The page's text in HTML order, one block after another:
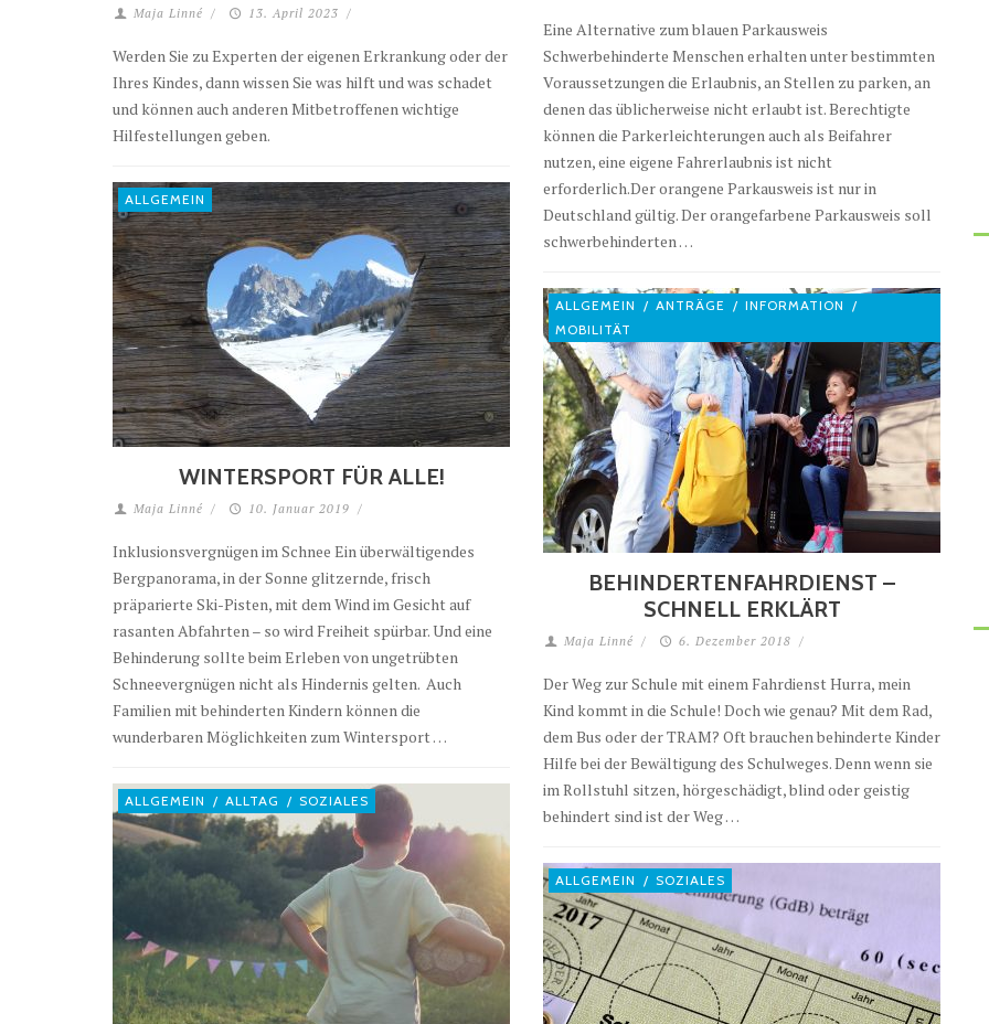
Maja Linné / 13. April 2023 /
Werden Sie zu Experten der eigenen Erkrankung oder der
Ihres Kindes, dann wissen Sie was hilft und was schadet
und können auch anderen Mitbetroffenen wichtige
Hilfestellungen geben.
Eine Alternative zum blauen Parkausweis
Schwerbehinderte Menschen erhalten unter bestimmten
Voraussetzungen die Erlaubnis, an Stellen zu parken, an
denen das üblicherweise nicht erlaubt ist. Berechtigte
können die Parkerleichterungen auch als Beifahrer
nutzen, eine eigene Fahrerlaubnis ist nicht
erforderlich.Der orangene Parkausweis ist nur in
Deutschland gültig. Der orangefarbene Parkausweis soll
schwerbehinderten …
ALLGEMEIN
WINTERSPORT FÜR ALLE!
Maja Linné / 10. Januar 2019 /
Inklusionsvergnügen im Schnee Ein überwältigendes
Bergpanorama, in der Sonne glitzernde, frisch
präparierte Ski-Pisten, mit dem Wind im Gesicht auf
rasanten Abfahrten – so wird Freiheit spürbar. Und eine
Behinderung sollte beim Erleben von ungetrübten
Schneevergnügen nicht als Hindernis gelten. Auch
Familien mit behinderten Kindern können die
wunderbaren Möglichkeiten zum Wintersport …
ALLGEMEIN / ANTRÄGE / INFORMATION /
MOBILITÄT
BEHINDERTENFAHRDIENST –
SCHNELL ERKLÄRT
Maja Linné / 6. Dezember 2018 /
Der Weg zur Schule mit einem Fahrdienst Hurra, mein
Kind kommt in die Schule! Doch wie genau? Mit dem Rad,
dem Bus oder der TRAM? Oft brauchen behinderte Kinder
Hilfe bei der Bewältigung des Schulweges. Denn wenn sie
im Rollstuhl sitzen, hörgeschädigt, blind oder geistig
behindert sind ist der Weg …
ALLGEMEIN / ALLTAG / SOZIALES
ALLGEMEIN / SOZIALES